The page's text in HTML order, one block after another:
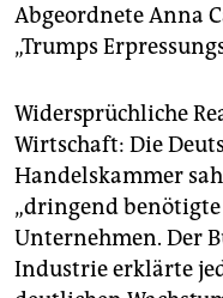
Abgeordnete Anna
„Trumps
Widersprüchliche
Wirtschaft: Die
Handelskammer
„dringend
Unternehmen. Der
Industrie erklärte